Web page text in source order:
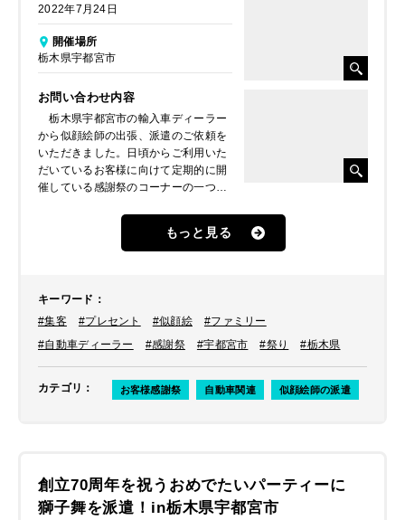
2022年7月24日
開催場所
栃木県宇都宮市
お問い合わせ内容
栃木県宇都宮市の輸入車ディーラー
から似顔絵師の出張、派遣のご依頼を
いただきました。日頃からご利用いた
だいているお客様に向けて定期的に開
催している感謝祭のコーナーの一つに
置したいとのことでした。
もっと見る
キーワード ：
#集客
#プレセント #似顔絵
#ファミリー
#自動車ディーラー
#感謝祭 #宇都宮市 #祭り #栃木県
カテゴリ ： お客様感謝祭 自動車関連 似顔絵師の派遣
創立70周年を祝うおめでたいパーティーに
獅子舞を派遣！in栃木県宇都宮市